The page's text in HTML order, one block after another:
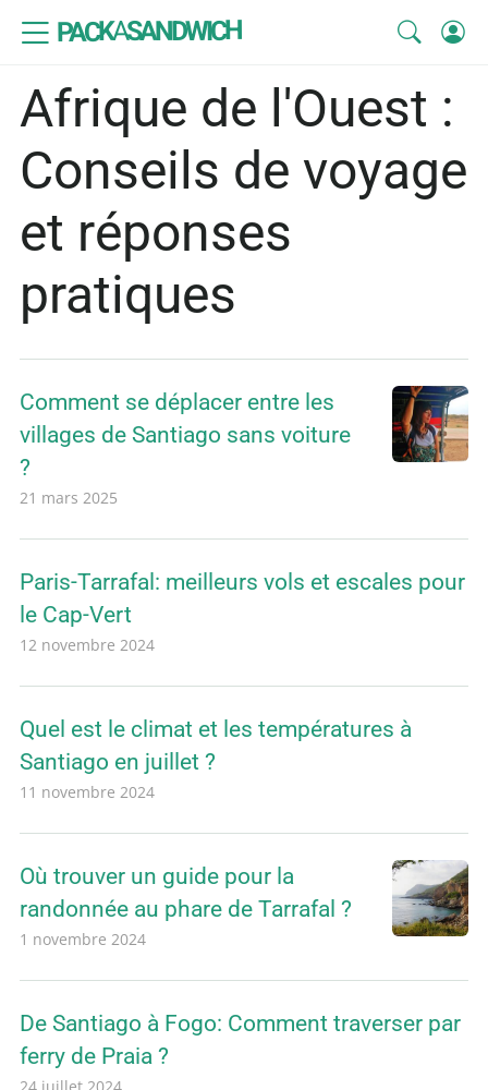
PACKASANDWICH
Afrique de l'Ouest :
Conseils de voyage
et réponses
pratiques
Comment se déplacer entre les
villages de Santiago sans voiture
?
21 mars 2025
Paris-Tarrafal: meilleurs vols et escales pour
le Cap-Vert
12 novembre 2024
Quel est le climat et les températures à
Santiago en juillet ?
11 novembre 2024
Où trouver un guide pour la
randonnée au phare de Tarrafal ?
1 novembre 2024
De Santiago à Fogo: Comment traverser par
ferry de Praia ?